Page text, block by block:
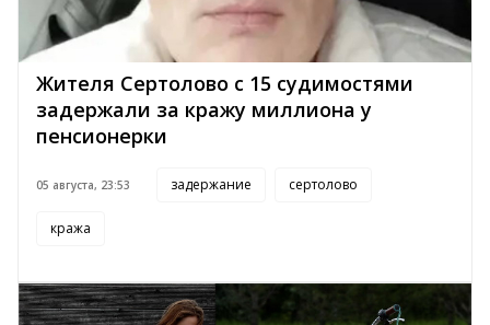
Жителя Сертолово с 15 судимостями
задержали за кражу миллиона у
пенсионерки
05 августа, 23:53 задержание сертолово
кража